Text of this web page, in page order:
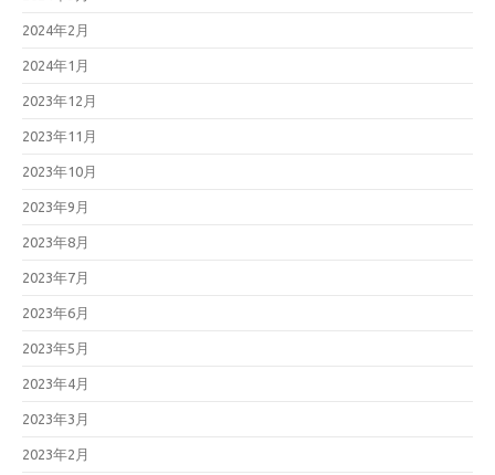
2024年2月
2024年1月
2023年12月
2023年11月
2023年10月
2023年9月
2023年8月
2023年7月
2023年6月
2023年5月
2023年4月
2023年3月
2023年2月